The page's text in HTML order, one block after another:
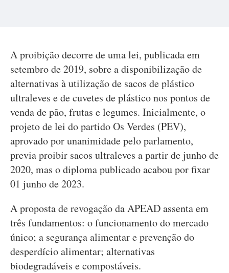
A proibição decorre de uma lei, publicada em
setembro de 2019, sobre a disponibilização de
alternativas à utilização de sacos de plástico
ultraleves e de cuvetes de plástico nos pontos de
venda de pão, frutas e legumes. Inicialmente, o
projeto de lei do partido Os Verdes (PEV),
aprovado por unanimidade pelo parlamento,
previa proibir sacos ultraleves a partir de junho de
2020, mas o diploma publicado acabou por fixar
01 junho de 2023.
A proposta de revogação da APEAD assenta em
três fundamentos: o funcionamento do mercado
único; a segurança alimentar e prevenção do
desperdício alimentar; alternativas
biodegradáveis e compostáveis.